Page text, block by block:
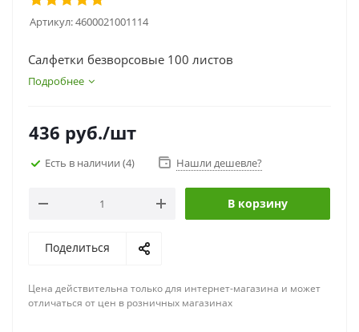
Артикул:4600021001114
Салфетки безворсовые 100 листов
Подробнее
436 руб./шт
Есть в наличии (4) Нашли дешевле?
В корзину
Поделиться
Цена действительна только для интернет-магазина и может
отличаться от цен в розничных магазинах